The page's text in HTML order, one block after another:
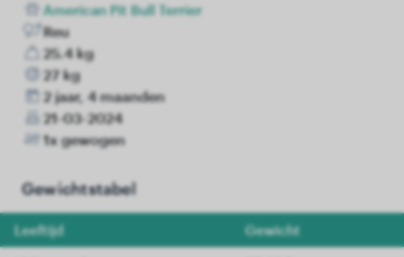
American Pit Bull Terrier
Reu
25.4 kg
27 kg
2 jaar, 4 maanden
21-03-2024
1x gewogen
Gewichtstabel
Leeftijd Gewicht